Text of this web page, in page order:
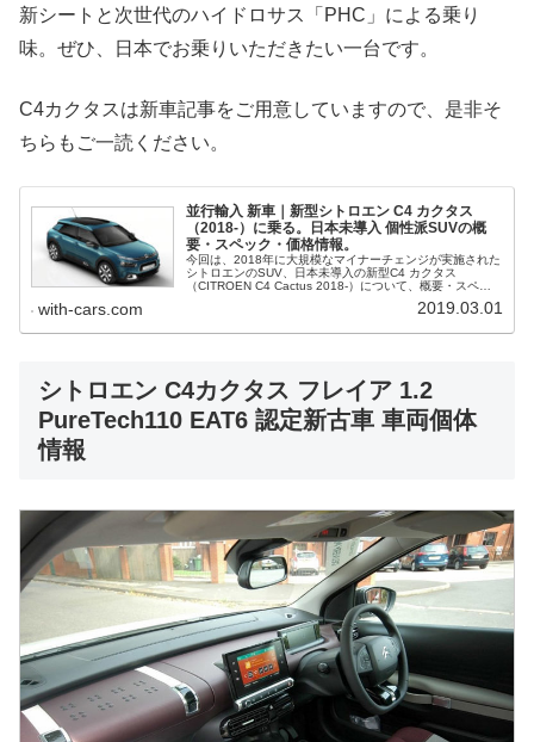
新シートと次世代のハイドロサス「PHC」による乗り
味。ぜひ、日本でお乗りいただきたい一台です。
C4カクタスは新車記事をご用意していますので、是非そ
ちらもご一読ください。
並行輸入 新車｜新型シトロエン C4 カクタス
（2018-）に乗る。日本未導入 個性派SUVの概
要・スペック・価格情報。
今回は、2018年に大規模なマイナーチェンジが実施された
シトロエンのSUV、日本未導入の新型C4 カクタス
（CITROEN C4 Cactus 2018-）について、概要・スペッ
with-cars.com 2019.03.01
シトロエン C4カクタス フレイア 1.2
PureTech110 EAT6 認定新古車 車両個体
情報